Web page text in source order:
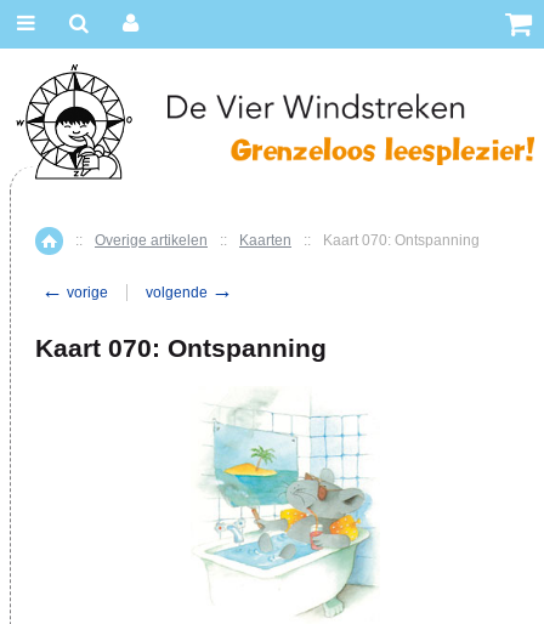
Home
:: Overige artikelen :: Kaarten :: Kaart 070: Ontspanning
← vorige volgende →
Kaart 070: Ontspanning